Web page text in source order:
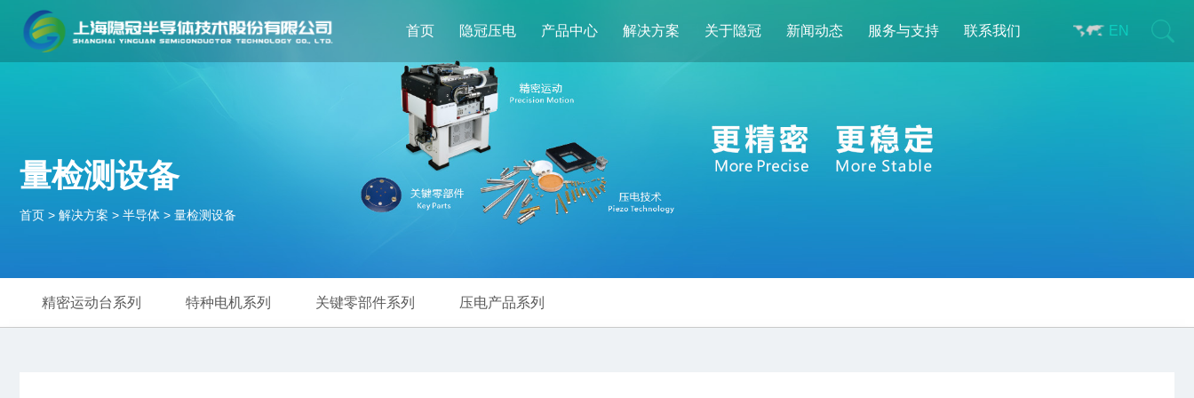
首页 隐冠压电 产品中心 解决方案 关于隐冠 新闻动态 服务与支持 联系我们 EN
量检测设备
首页 > 解决方案 > 半导体 > 量检测设备
精密运动台系列 特种电机系列 关键零部件系列 压电产品系列